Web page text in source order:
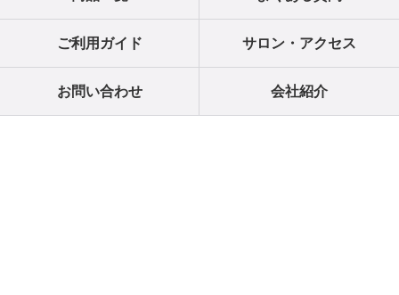
ご利用ガイド サロン・アクセス
お問い合わせ 会社紹介